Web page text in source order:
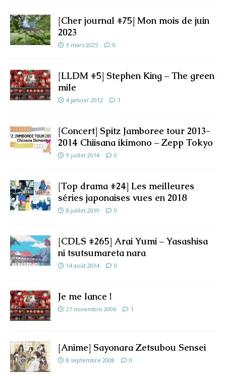
[Cher journal #75] Mon mois de juin
2023
3 mars 2025 0
[LLDM #5] Stephen King – The green
mile
4 janvier 2012 1
[Concert] Spitz Jamboree tour 2013-
2014 Chiisana ikimono – Zepp Tokyo
9 juillet 2014 0
[Top drama #24] Les meilleures
séries japonaises vues en 2018
8 juillet 2019 0
[CDLS #265] Arai Yumi – Yasashisa
ni tsutsumareta nara
14 août 2014 0
Je me lance !
27 novembre 2006 1
[Anime] Sayonara Zetsubou Sensei
8 septembre 2008 0